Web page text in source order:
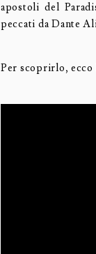
apostoli del
peccati da Dante
Per scoprirlo, ecco